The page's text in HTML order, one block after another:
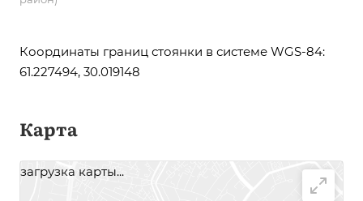
Координаты границ стоянки в системе WGS-84:
61.227494, 30.019148
Карта
загрузка карты...